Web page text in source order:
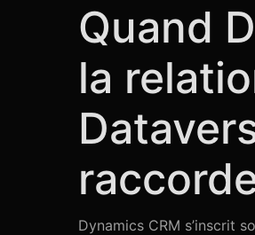
Quand
la
Dynamics CRM s’inscrit